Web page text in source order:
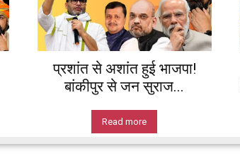
प्रशांत से अशांत हुई भाजपा!
बांकीपुर से जन सुराज...
Read more